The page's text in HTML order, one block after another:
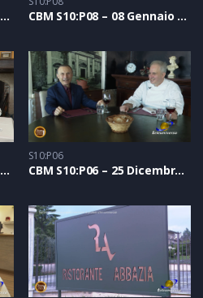
CBM S10:P09 – 15 Gennaio 2022 CBM S10:P08 – 08 Gennaio 2022
CBM S10:P07 – 01 Gennaio 2022
S10:P06
CBM S10:P06 – 25 Dicembre 2021